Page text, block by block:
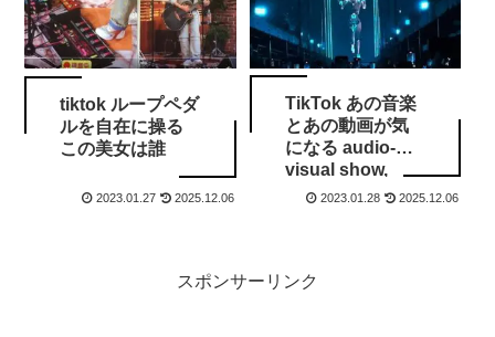
tiktok ループペダ
ルを自在に操る
この美女は誰
2023.01.27 2025.12.06
TikTok あの音楽
とあの動画が気
になる audio-
visual show,
‘GENESYS’
2023.01.28 2025.12.06
スポンサーリンク